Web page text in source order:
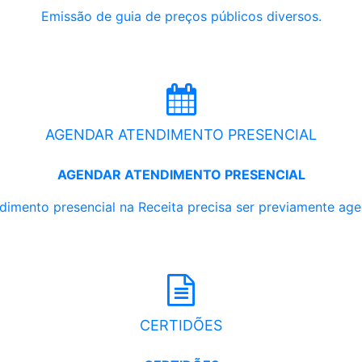
Emissão de guia de preços públicos diversos.
AGENDAR ATENDIMENTO PRESENCIAL
AGENDAR ATENDIMENTO PRESENCIAL
presencial na Receita precisa ser previamente
CERTIDÕES